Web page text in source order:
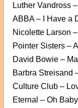
Luther Vandross
ABBA – I Have a
Nicolette Larson
Pointer Sisters –
David Bowie –
Barbra Streisand
Culture Club –
Eternal – Oh Baby I